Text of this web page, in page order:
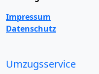
Impressum
Datenschutz
Umzugsservice